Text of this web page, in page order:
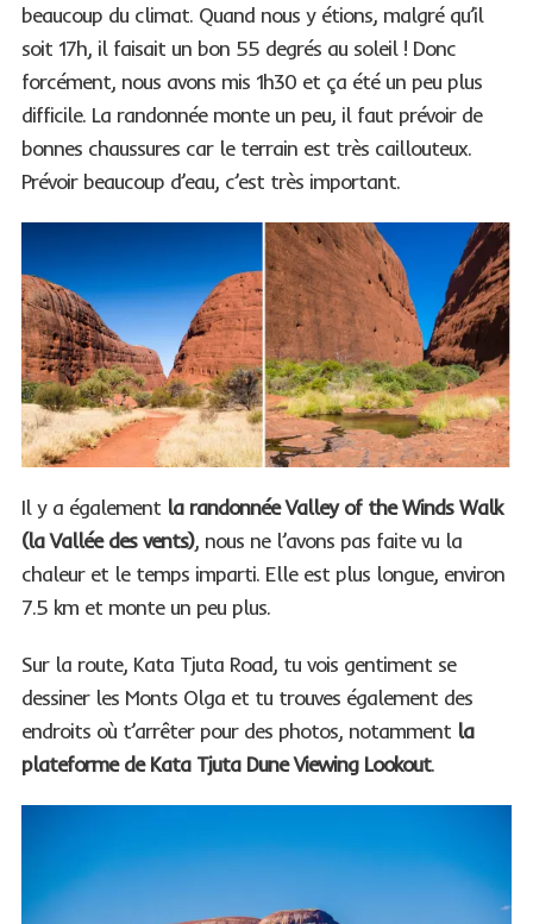
beaucoup du climat. Quand nous y étions, malgré qu’il
soit 17h, il faisait un bon 55 degrés au soleil ! Donc
forcément, nous avons mis 1h30 et ça été un peu plus
difficile. La randonnée monte un peu, il faut prévoir de
bonnes chaussures car le terrain est très caillouteux.
Prévoir beaucoup d’eau, c’est très important.
Il y a également la randonnée Valley of the Winds Walk
(la Vallée des vents), nous ne l’avons pas faite vu la
chaleur et le temps imparti. Elle est plus longue, environ
7.5 km et monte un peu plus.
Sur la route, Kata Tjuta Road, tu vois gentiment se
dessiner les Monts Olga et tu trouves également des
endroits où t’arrêter pour des photos, notamment la
plateforme de Kata Tjuta Dune Viewing Lookout.